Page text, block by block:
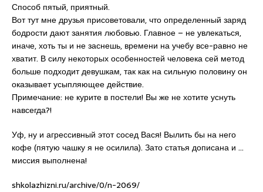
Способ пятый, приятный.
Вот тут мне друзья присоветовали, что определенный заряд
бодрости дают занятия любовью. Главное – не увлекаться,
иначе, хоть ты и не заснешь, времени на учебу все-равно не
хватит. В силу некоторых особенностей человека сей метод
больше подходит девушкам, так как на сильную половину он
оказывает усыпляющее действие.
Примечание: не курите в постели! Вы же не хотите уснуть
навсегда?!
Уф, ну и агрессивный этот сосед Вася! Вылить бы на него
кофе (пятую чашку я не осилила). Зато статья дописана и …
миссия выполнена!
shkolazhizni.ru/archive/0/n-2069/